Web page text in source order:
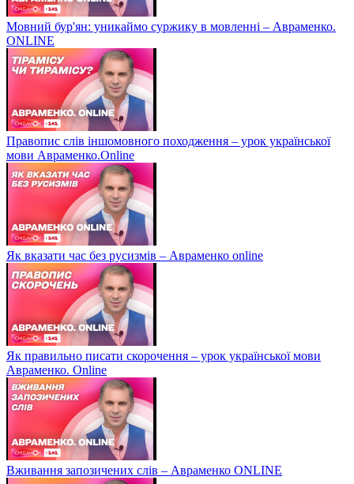
Мовний бур'ян: уникаймо суржику в мовленні – Авраменко.
ONLINE
Правопис слів іншомовного походження – урок української
мови Авраменко.Online
Як вказати час без русизмів – Авраменко online
Як правильно писати скорочення – урок української мови
Авраменко. Online
Вживання запозичених слів – Авраменко ONLINE